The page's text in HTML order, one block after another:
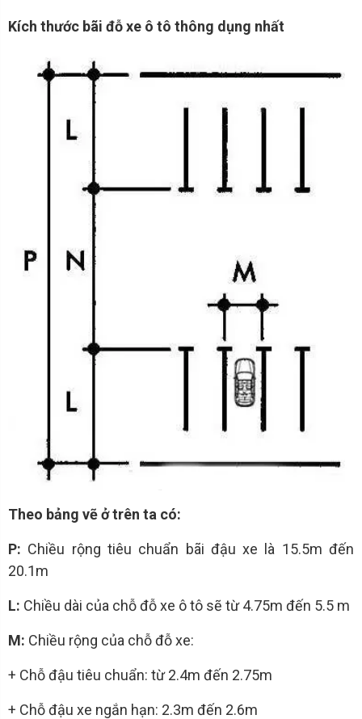
Kích thước bãi đỗ xe ô tô thông dụng nhất
Theo bảng vẽ ở trên ta có:
P: Chiều rộng tiêu chuẩn bãi đậu xe là 15.5m đến
20.1m
L: Chiều dài của chỗ đỗ xe ô tô sẽ từ 4.75m đến 5.5 m
M: Chiều rộng của chỗ đỗ xe:
+ Chỗ đậu tiêu chuẩn: từ 2.4m đến 2.75m
+ Chỗ đậu xe ngắn hạn: 2.3m đến 2.6m